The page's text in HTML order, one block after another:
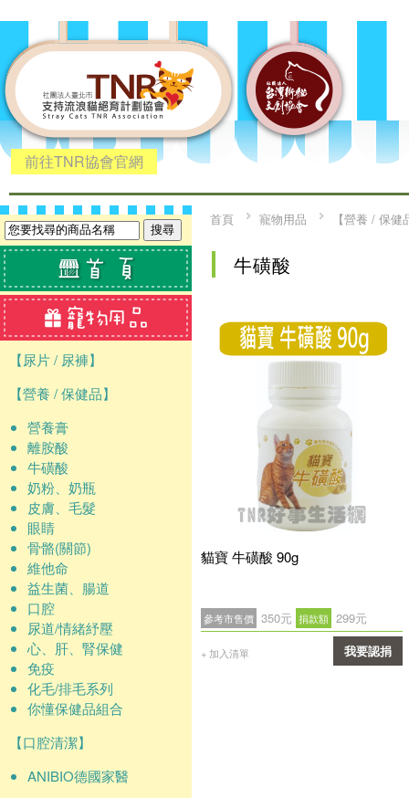
前往TNR協會官網
【尿片 / 尿褲】
【營養 / 保健品】
營養膏
離胺酸
牛磺酸
奶粉、奶瓶
皮膚、毛髮
眼睛
骨骼(關節)
維他命
益生菌、腸道
口腔
尿道/情緒紓壓
心、肝、腎保健
免疫
化毛/排毛系列
你懂保健品組合
【口腔清潔】
ANIBIO德國家醫
首頁 寵物用品 【營養 / 保健
牛磺酸
貓寶 牛磺酸 90g
參考市售價 350元 捐款額 299元
+ 加入清單 我要認捐